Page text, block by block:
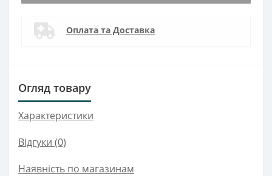
Оплата та Доставка
Огляд товару
Характеристики
Відгуки (0)
Наявність по магазинам